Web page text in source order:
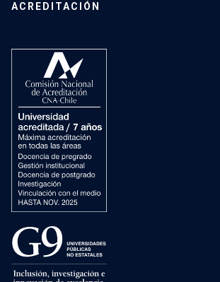
ACREDITACIÓN